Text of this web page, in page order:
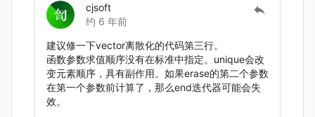
cjsoft
约 6 年前
建议修一下vector离散化的代码第三行。
函数参数求值顺序没有在标准中指定。unique会改
变元素顺序，具有副作用。如果erase的第二个参数
在第一个参数前计算了，那么end迭代器可能会失
效。